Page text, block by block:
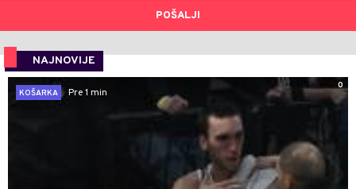
POŠALJI
NAJNOVIJE
0
KOŠARKA
Pre 1 min